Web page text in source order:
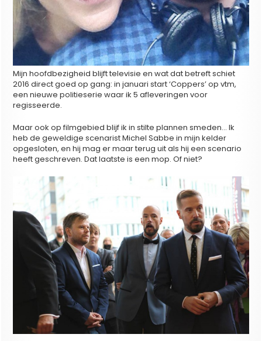
Mijn hoofdbezigheid blijft televisie en wat dat betreft schiet
2016 direct goed op gang: in januari start ‘Coppers’ op vtm,
een nieuwe politieserie waar ik 5 afleveringen voor
regisseerde.
Maar ook op filmgebied blijf ik in stilte plannen smeden… Ik
heb de geweldige scenarist Michel Sabbe in mijn kelder
opgesloten, en hij mag er maar terug uit als hij een scenario
heeft geschreven. Dat laatste is een mop. Of niet?